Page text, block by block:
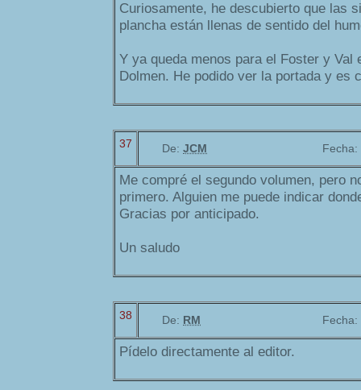
Curiosamente, he descubierto que las
plancha están llenas de sentido del
Y ya queda menos para el Foster y Val
Dolmen. He podido ver la portada y es
37 De: JCM Fecha:
Me compré el segundo volumen, pero
primero. Alguien me puede indicar
Gracias por anticipado.
Un saludo
38 De: RM Fecha:
Pídelo directamente al editor.